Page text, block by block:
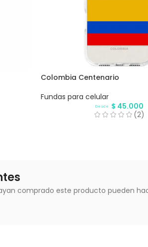
Colombia Centenario
Fundas para celular
Desde $ 45.000
(2)
comprado este producto pueden